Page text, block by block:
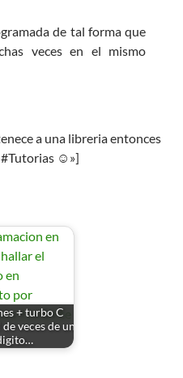
de tal forma que
veces en el mismo
a una libreria entonces
#Tutorias ☺»]
+ turbo C
veces de un